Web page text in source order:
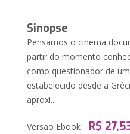
Sinopse
Pensamos o cinema
partir do momento
como questionador de
estabelecido desde a
aproxi...
Versão Ebook R$